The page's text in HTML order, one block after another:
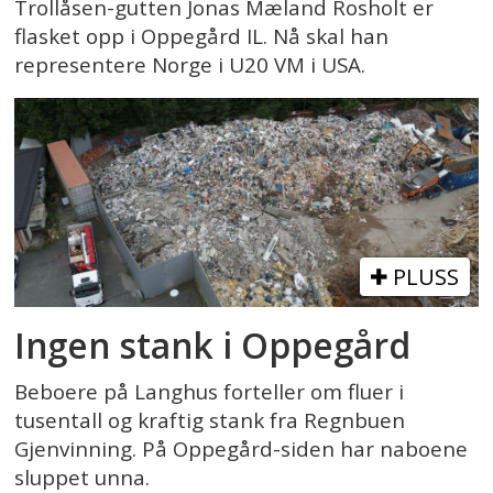
Trollåsen-gutten Jonas Mæland Rosholt er
flasket opp i Oppegård IL. Nå skal han
representere Norge i U20 VM i USA.
PLUSS
Ingen stank i Oppegård
Beboere på Langhus forteller om fluer i
tusentall og kraftig stank fra Regnbuen
Gjenvinning. På Oppegård-siden har naboene
sluppet unna.